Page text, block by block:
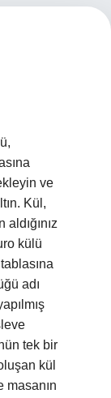
ve
Kül,
külü
adı
tek bir
kül
masanın